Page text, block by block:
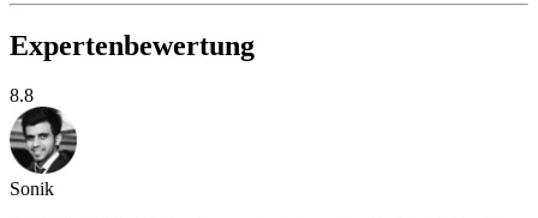
Expertenbewertung
8.8
Sonik